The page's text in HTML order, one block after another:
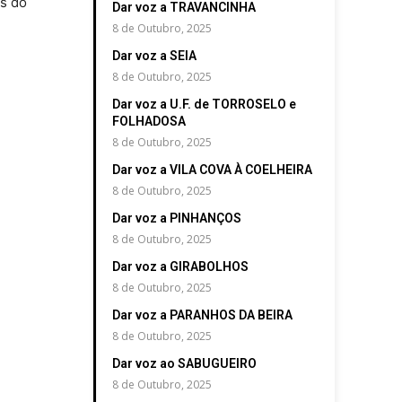
Dar voz a TRAVANCINHA
8 de Outubro, 2025
Dar voz a SEIA
8 de Outubro, 2025
Dar voz a U.F. de TORROSELO e
FOLHADOSA
8 de Outubro, 2025
Dar voz a VILA COVA À COELHEIRA
8 de Outubro, 2025
Dar voz a PINHANÇOS
8 de Outubro, 2025
Dar voz a GIRABOLHOS
8 de Outubro, 2025
Dar voz a PARANHOS DA BEIRA
8 de Outubro, 2025
Dar voz ao SABUGUEIRO
8 de Outubro, 2025